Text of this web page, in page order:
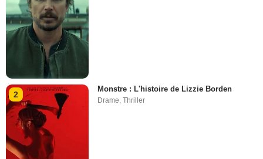
2
Monstre : L'histoire de Lizzie Borden
Drame,Thriller